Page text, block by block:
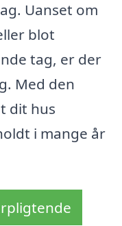
Uanset om
blot
tag, er der
Med den
dit hus
i mange år